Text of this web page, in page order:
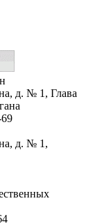
д. № 1, Глава
д. № 1,